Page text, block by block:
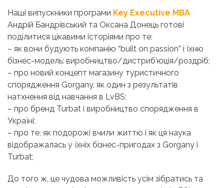
Наші випускники програми Key Executive MBA
Андрій Бандрівський та Оксана Донець готові
поділитися цікавими історіями про те:
– як вони будують компанію “built on passion” і їхню
бізнес-модель: виробництво/дистриб’юція/роздріб;
– про новий концепт магазину туристичного
спорядження Gorgany, як один з результатів
натхнення від навчання в LvBS;
– про бренд Turbat і виробництво спорядження в
Україні;
– про те, як подорожі вчили життю і як ця наука
відображалась у їхніх бізнес-пригодах з Gorgany i
Turbat;
До того ж, це чудова можливість усім зібратись та